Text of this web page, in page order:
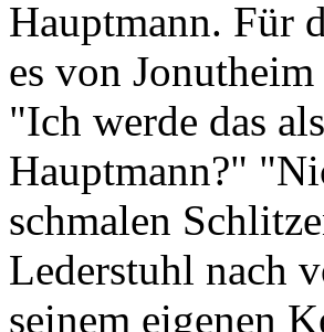
Hauptmann. Für
es von
"Ich werde das
Hauptmann?"
schmalen
Lederstuhl nach
seinem eigenen